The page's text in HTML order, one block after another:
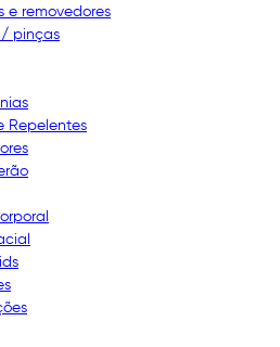
e removedores
pinças
Repelentes